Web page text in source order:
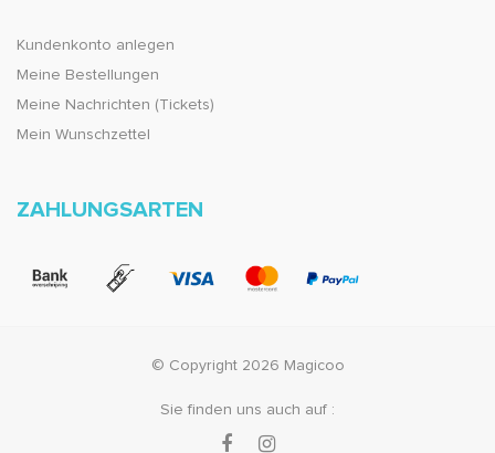
Kundenkonto anlegen
Meine Bestellungen
Meine Nachrichten (Tickets)
Mein Wunschzettel
ZAHLUNGSARTEN
© Copyright 2026 Magicoo
Sie finden uns auch auf :